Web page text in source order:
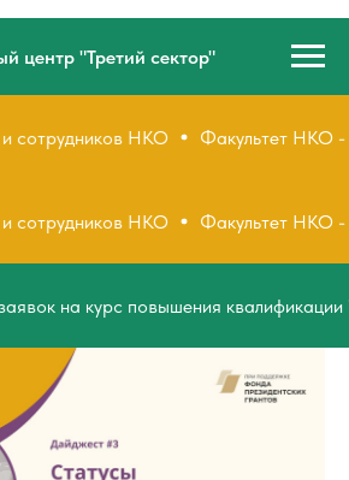
центр "Третий сектор"
НКО Факультет НКО - полезный
НКО Факультет НКО - полезный
повышения квалификации